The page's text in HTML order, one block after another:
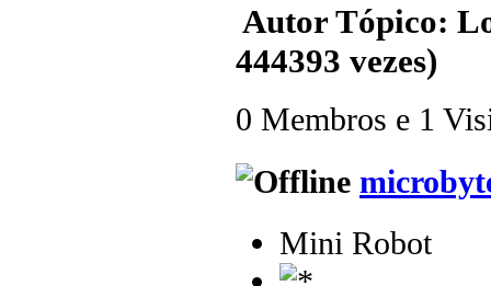
AutorTópico:
444393 vezes)
0 Membros e 1
Mini Robot